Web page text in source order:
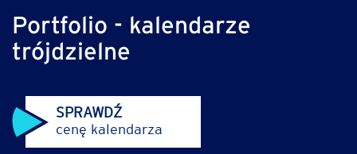
Portfolio - kalendarze
trójdzielne
SPRAWDŹ
cenę kalendarza